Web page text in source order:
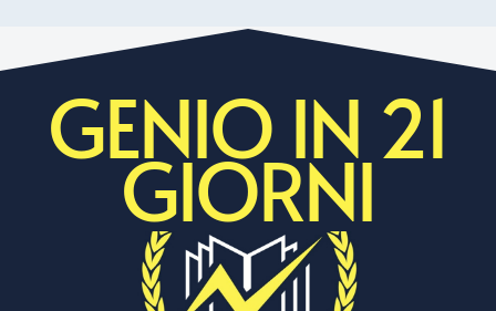
GENIO IN 21
GIORNI